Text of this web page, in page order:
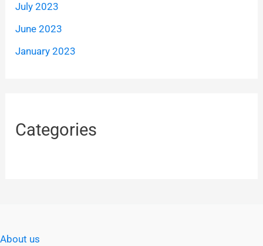
July 2023
June 2023
January 2023
Categories
About us